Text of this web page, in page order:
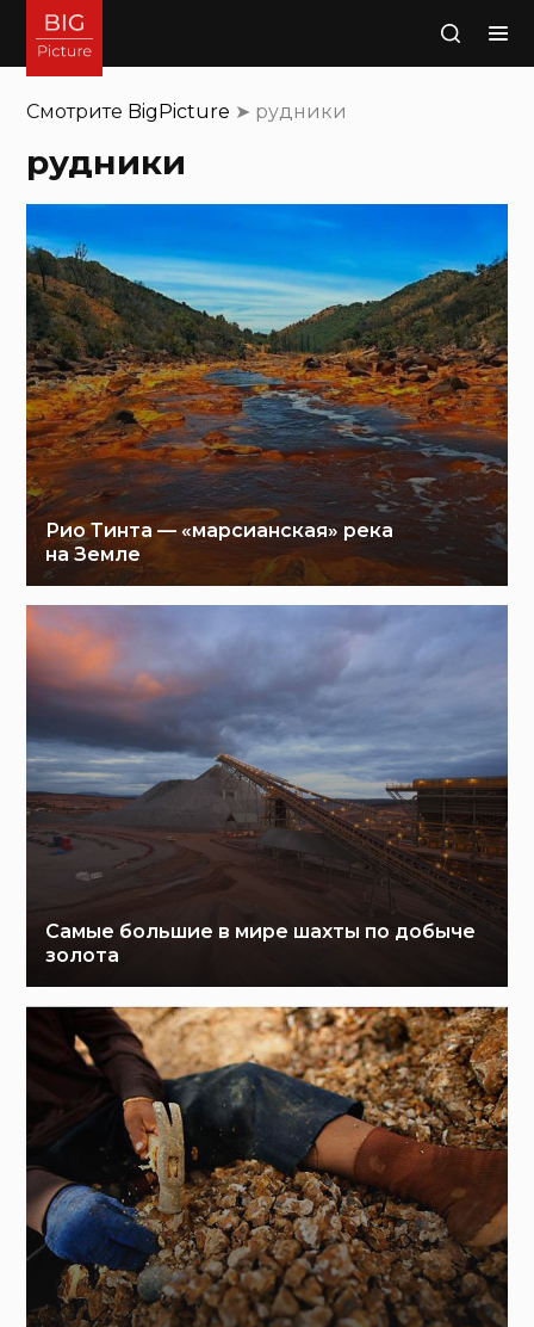
Поиск
Смотрите BigPicture ➤ рудники
рудники
Рио Тинта — «марсианская» река
на Земле
Cамые большие в мире шахты по добыче
золота